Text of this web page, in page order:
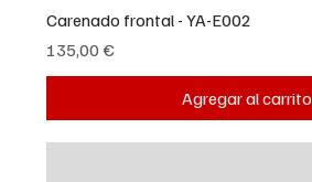
Carenado frontal - YA-E002
Precio
135,00 €
Agregar al carrito